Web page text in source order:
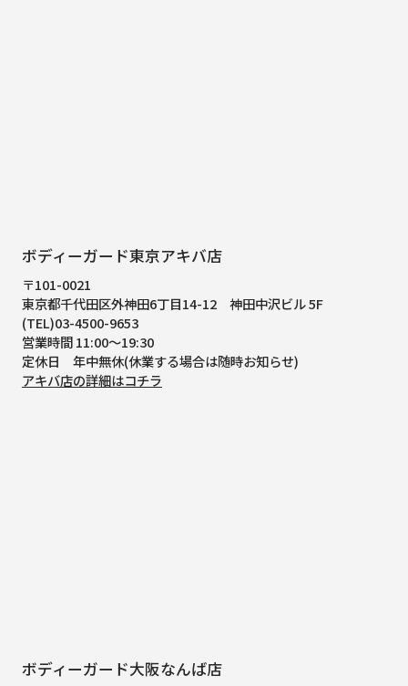
ボディーガード東京アキバ店
〒101-0021
東京都千代田区外神田6丁目14-12 神田中沢ビル 5F
(TEL)03-4500-9653
営業時間 11:00～19:30
定休日 年中無休(休業する場合は随時お知らせ)
アキバ店の詳細はコチラ
ボディーガード大阪なんば店